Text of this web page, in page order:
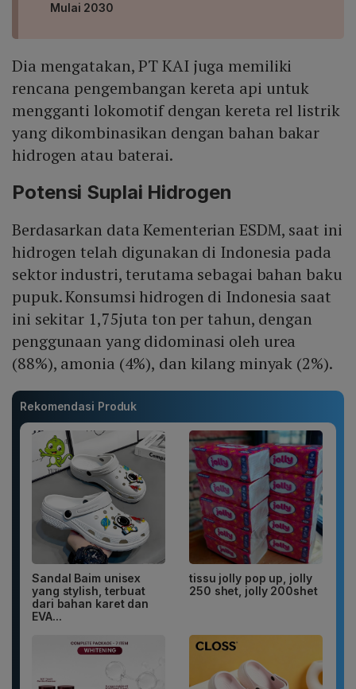
Mulai 2030
Dia mengatakan, PT KAI juga memiliki
rencana pengembangan kereta api untuk
mengganti lokomotif dengan kereta rel listrik
yang dikombinasikan dengan bahan bakar
hidrogen atau baterai.
Potensi Suplai Hidrogen
Berdasarkan data Kementerian ESDM, saat ini
hidrogen telah digunakan di Indonesia pada
sektor industri, terutama sebagai bahan baku
pupuk. Konsumsi hidrogen di Indonesia saat
ini sekitar 1,75juta ton per tahun, dengan
penggunaan yang didominasi oleh urea
(88%), amonia (4%), dan kilang minyak (2%).
Rekomendasi Produk
Sandal Baim unisex
yang stylish, terbuat
dari bahan karet dan
EVA...
tissu jolly pop up, jolly
250 shet, jolly 200shet